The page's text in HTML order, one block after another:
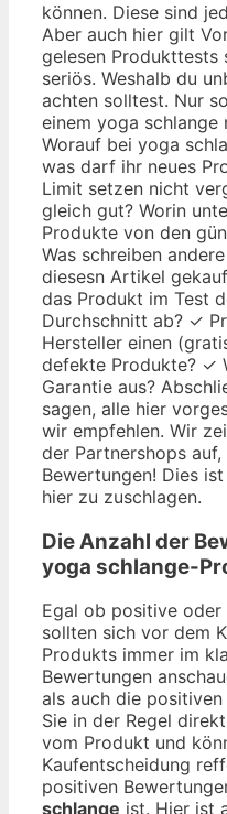
können. Diese sind
Aber auch hier gilt
gelesen Produkttests
seriös. Weshalb du
achten solltest. Nur
einem yoga schlange
Worauf bei yoga
was darf ihr neues
Limit setzen nicht
gleich gut? Worin
Produkte von den
Was schreiben
diesesn Artikel
das Produkt im Test
Durchschnitt ab? ✓
Hersteller einen
defekte Produkte? ✓
Garantie aus?
sagen, alle hier
wir empfehlen. Wir
der Partnershops
Bewertungen! Dies
hier zu zuschlagen.
Die Anzahl der
yoga schlange-
Egal ob positive
sollten sich vor dem
Produkts immer im
Bewertungen
als auch die
Sie in der Regel
vom Produkt und
Kaufentscheidung
positiven
schlange ist. Hier ist